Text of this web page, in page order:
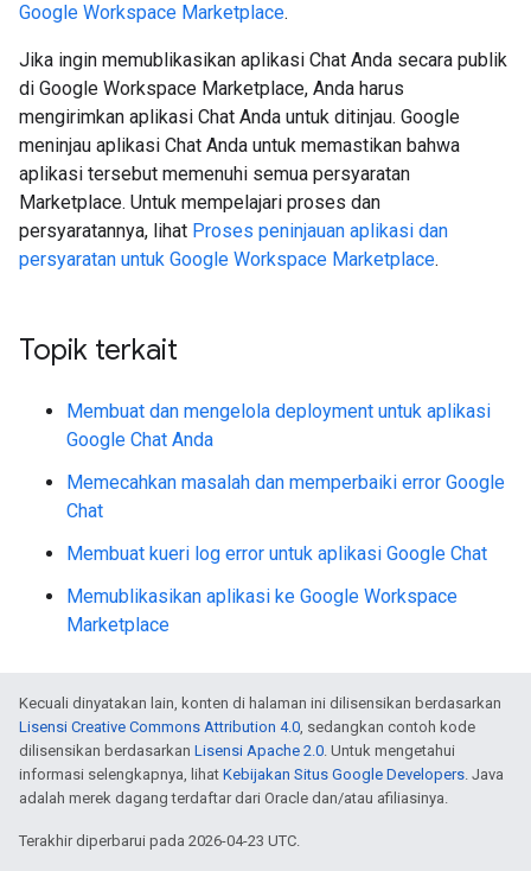
Google Workspace Marketplace.
Jika ingin memublikasikan aplikasi Chat Anda secara publik
di Google Workspace Marketplace, Anda harus
mengirimkan aplikasi Chat Anda untuk ditinjau. Google
meninjau aplikasi Chat Anda untuk memastikan bahwa
aplikasi tersebut memenuhi semua persyaratan
Marketplace. Untuk mempelajari proses dan
persyaratannya, lihat Proses peninjauan aplikasi dan
persyaratan untuk Google Workspace Marketplace.
Topik terkait
Membuat dan mengelola deployment untuk aplikasi
Google Chat Anda
Memecahkan masalah dan memperbaiki error Google
Chat
Membuat kueri log error untuk aplikasi Google Chat
Memublikasikan aplikasi ke Google Workspace
Marketplace
Kecuali dinyatakan lain, konten di halaman ini dilisensikan berdasarkan
Lisensi Creative Commons Attribution 4.0, sedangkan contoh kode
dilisensikan berdasarkan Lisensi Apache 2.0. Untuk mengetahui
informasi selengkapnya, lihat Kebijakan Situs Google Developers. Java
adalah merek dagang terdaftar dari Oracle dan/atau afiliasinya.
Terakhir diperbarui pada 2026-04-23 UTC.